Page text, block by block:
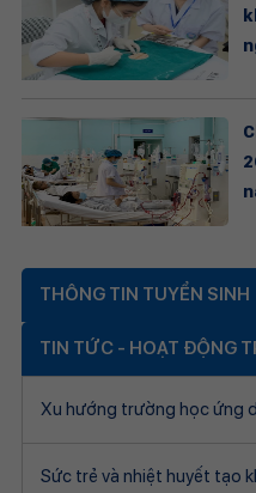
THÔNG TIN TUYỂN SINH
TIN TỨC - HOẠT ĐỘNG
Xu hướng trường học ứng
Sức trẻ và nhiệt huyết tạo